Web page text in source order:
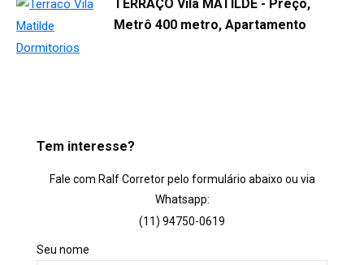
TERRAÇO Vila MATILDE - Preço,
Metrô 400 metro, Apartamento
Tem interesse?
Fale com Ralf Corretor pelo formulário abaixo ou via
Whatsapp:
(11) 94750-0619
Seu nome